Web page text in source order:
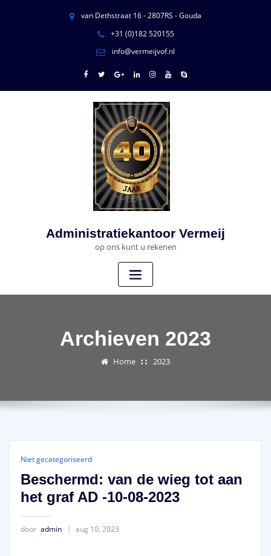
van Dethstraat 16 - 2807RS - Gouda
+31 (0)182 520155
info@vermeijvof.nl
Administratiekantoor Vermeij
op ons kunt u rekenen
Archieven 2023
Home 2023
Niet gecategoriseerd
Beschermd: van de wieg tot aan
het graf AD -10-08-2023
door admin aug 10, 2023